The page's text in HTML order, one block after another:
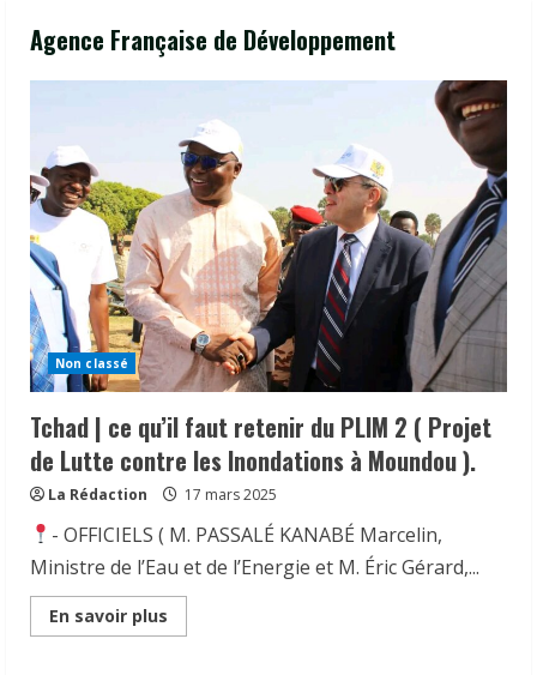
Agence Française de Développement
Non classé
Tchad | ce qu’il faut retenir du PLIM 2 ( Projet
de Lutte contre les Inondations à Moundou ).
La Rédaction 17 mars 2025
- OFFICIELS ( M. PASSALÉ KANABÉ Marcelin,
Ministre de l’Eau et de l’Energie et M. Éric Gérard,...
En savoir plus
more
2
À Addis-Abeba, le Tchad partage son
expérience en communication
statistique